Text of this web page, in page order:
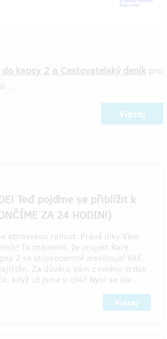
kapsy 2 a Cestovatelský deník pro
Viacej
Teď pojďme se přiblížit k
ZA 24 HODIN!)
obrovskou radost: Právě díky Vám
To znamená, že projekt Rare
2 se stoprocentně zrealizuje! Váš
Za důvěru Vám z celého srdce
když už jsme u cíle? Nyní se ale…
Viacej